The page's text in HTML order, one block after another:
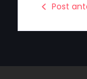
Post